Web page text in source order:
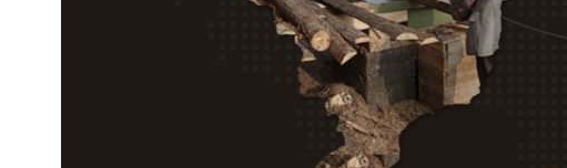
。。。。。。。。。。。。。。。。。。。。。。。。。。。。。。。。。。。。。。。